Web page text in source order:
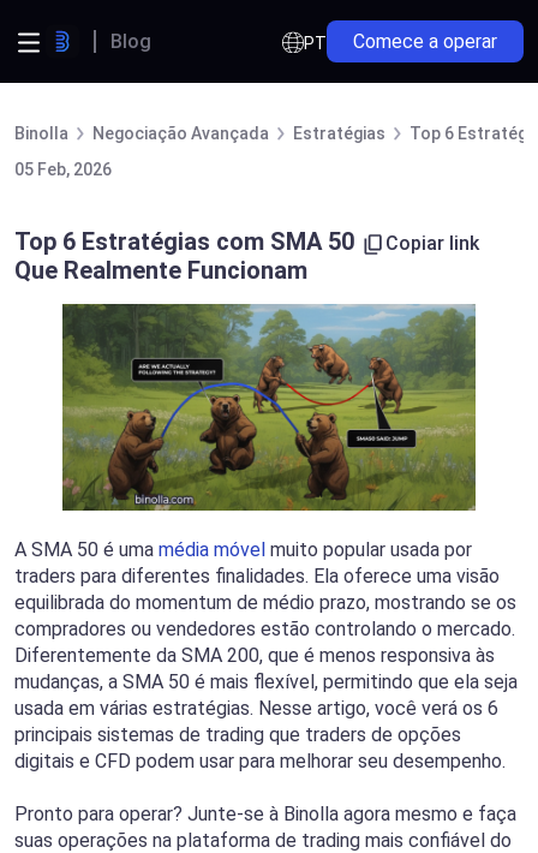
Blog PT Comece a operar
Binolla Negociação Avançada Estratégias
Top 6
05 Feb, 2026
Top 6 Estratégias com SMA 50
Que Realmente Funcionam
Copiar link
A SMA 50 é uma média móvel muito popular usada por
traders para diferentes finalidades. Ela oferece uma visão
equilibrada do momentum de médio prazo, mostrando se os
compradores ou vendedores estão controlando o mercado.
Diferentemente da SMA 200, que é menos responsiva às
mudanças, a SMA 50 é mais flexível, permitindo que ela seja
usada em várias estratégias. Nesse artigo, você verá os 6
principais sistemas de trading que traders de opções
digitais e CFD podem usar para melhorar seu desempenho.
Pronto para operar? Junte-se à Binolla agora mesmo e faça
suas operações na plataforma de trading mais confiável do